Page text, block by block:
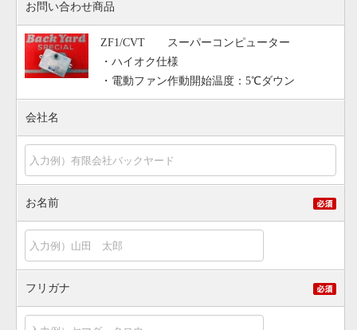
お問い合わせ商品
ZF1/CVT スーパーコンピューター
・ハイオク仕様
・電動ファン作動開始温度：5℃ダウン
会社名
お名前
フリガナ